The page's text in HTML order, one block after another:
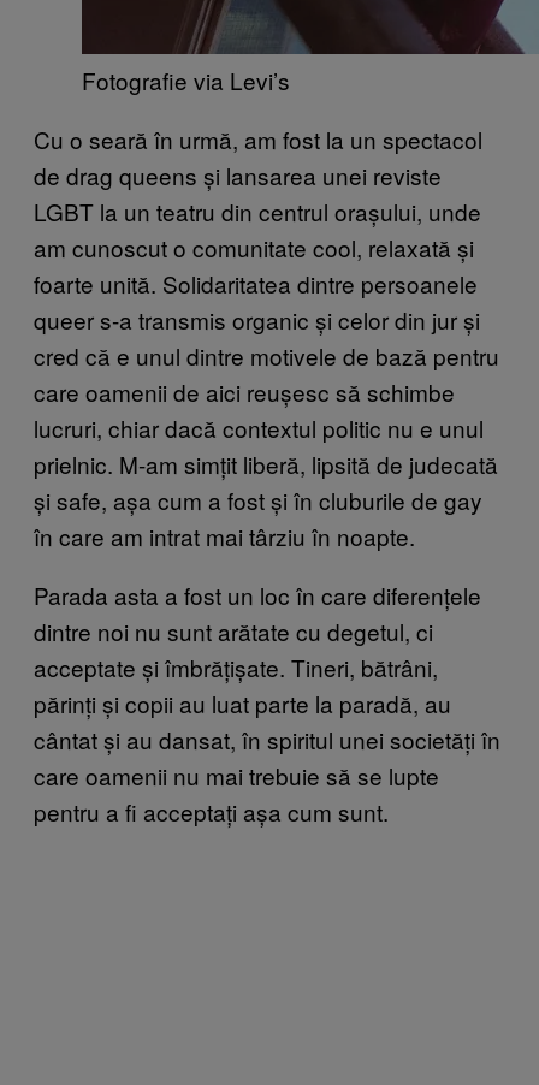
Fotografie via Levi’s
Cu o seară în urmă, am fost la un spectacol
de drag queens și lansarea unei reviste
LGBT la un teatru din centrul orașului, unde
am cunoscut o comunitate cool, relaxată și
foarte unită. Solidaritatea dintre persoanele
queer s-a transmis organic și celor din jur și
cred că e unul dintre motivele de bază pentru
care oamenii de aici reușesc să schimbe
lucruri, chiar dacă contextul politic nu e unul
prielnic. M-am simțit liberă, lipsită de judecată
și safe, așa cum a fost și în cluburile de gay
în care am intrat mai târziu în noapte.
Parada asta a fost un loc în care diferențele
dintre noi nu sunt arătate cu degetul, ci
acceptate și îmbrățișate. Tineri, bătrâni,
părinți și copii au luat parte la paradă, au
cântat și au dansat, în spiritul unei societăți în
care oamenii nu mai trebuie să se lupte
pentru a fi acceptați așa cum sunt.